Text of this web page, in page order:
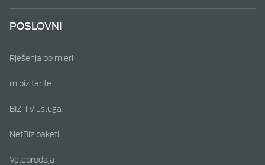
POSLOVNI
Rješenja po mjeri
m:biz tarife
BIZ TV usluga
NetBiz paketi
Veleprodaja